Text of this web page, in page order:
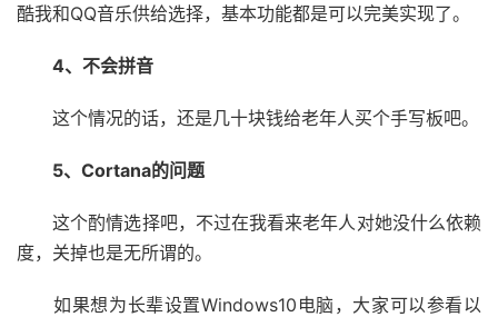
酷我和QQ音乐供给选择，基本功能都是可以完美实现了。
4、不会拼音
这个情况的话，还是几十块钱给老年人买个手写板吧。
5、Cortana的问题
这个酌情选择吧，不过在我看来老年人对她没什么依赖
度，关掉也是无所谓的。
如果想为长辈设置Windows10电脑，大家可以参看以